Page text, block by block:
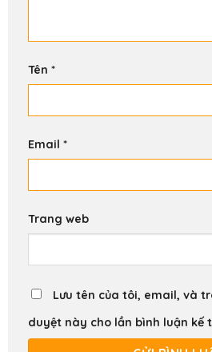
Tên *
Email *
Trang web
Lưu tên của tôi, email, và
duyệt này cho lần bình luận kế